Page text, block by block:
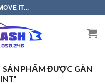
IT...
SẢN PHẨM ĐƯỢC GẮN